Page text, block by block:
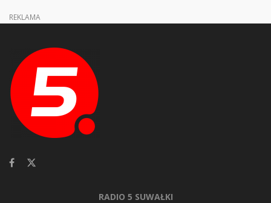
REKLAMA
RADIO 5 SUWAŁKI